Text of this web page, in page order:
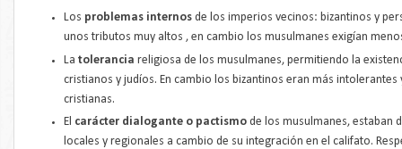
Los problemas internosde los imperios vecinos: bizantinos y
unos tributos muy altos , en cambio los musulmanes exigían
La tolerancia religiosa de los musulmanes, permitiendo la
cristianos y judíos. En cambio los bizantinos eran más
cristianas.
El carácter dialogante o pactismode los musulmanes, estaban
locales y regionales a cambio de su integración en el califato.